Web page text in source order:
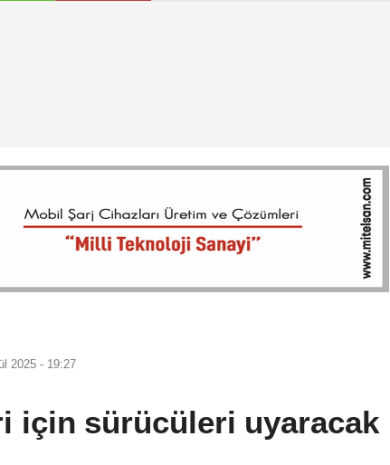
2025 - 19:27
için sürücüleri uyaracak